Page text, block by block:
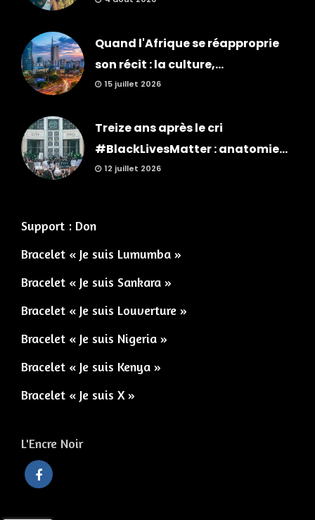
Quand l'Afrique se réapproprie
son récit : la culture,...
15 juillet 2026
Treize ans après le cri
#BlackLivesMatter : anatomie...
12 juillet 2026
Support : Don
Bracelet « Je suis Lumumba »
Bracelet « Je suis Sankara »
Bracelet « Je suis Louverture »
Bracelet « Je suis Nigeria »
Bracelet « Je suis Kenya »
Bracelet « Je suis X »
L'Encre Noir